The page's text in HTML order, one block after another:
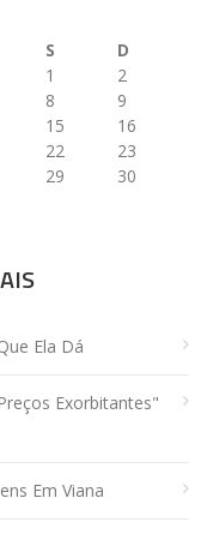
S D
1
2
8
9
15
16
22
23
29
30
Ela Dá
Exorbitantes"
Em Viana